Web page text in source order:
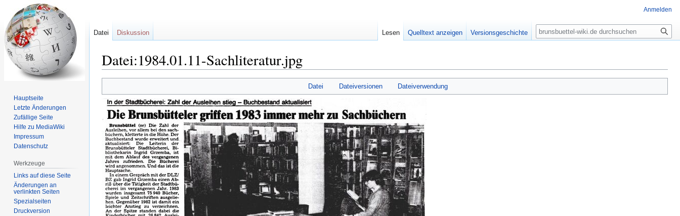
Datei:1984.01.11-Sachliteratur.jpg
Navigation
springen
Suche
springen
Datei Dateiversionen Dateiverwendung
Anmelden
Datei Diskussion Lesen Quelltext anzeigen Versionsgeschichte
Suche
Hauptseite
Letzte Änderungen
Zufällige Seite
Hilfe zu MediaWiki
Impressum
Datenschutz
Werkzeuge
Links auf diese Seite
Änderungen an
verlinkten Seiten
Spezialseiten
Druckversion